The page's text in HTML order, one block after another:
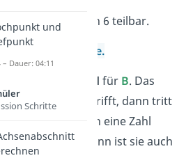
Eine Zahl ist durch 6 teilbar.
= Die Zahl ist
gerade.
hinreichend für B. Das
wenn A zutrifft, dann tritt
B ein. Also, wenn eine Zahl
6 teilbarist, dann ist sie auch
und
– Dauer: 04:11
Schritte